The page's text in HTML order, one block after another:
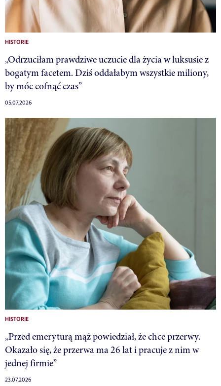
HISTORIE
„Odrzuciłam prawdziwe uczucie dla życia w luksusie z
bogatym facetem. Dziś oddałabym wszystkie miliony,
by móc cofnąć czas”
05.07.2026
HISTORIE
„Przed emeryturą mąż powiedział, że chce przerwy.
Okazało się, że przerwa ma 26 lat i pracuje z nim w
jednej firmie”
23.07.2026